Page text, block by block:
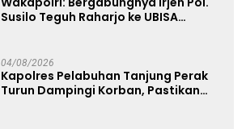
Susilo Teguh Raharjo ke UBISA
04/08/2026
Kapolres Pelabuhan Tanjung Perak
Turun Dampingi Korban, Pastikan